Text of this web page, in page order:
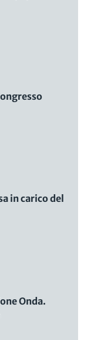
in carico del
Onda.